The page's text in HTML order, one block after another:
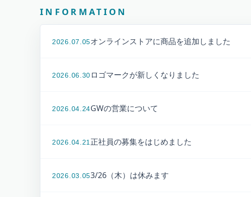
お知らせとイベント情報
INFORMATION
2026.07.05オンラインストアに商品を追加しました
2026.06.30 ロゴマークが新しくなりました
2026.04.24GWの営業について
2026.04.21 正社員の募集をはじめました
2026.03.053/26（木）は休みます